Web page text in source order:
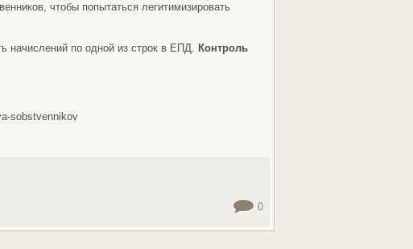
чтобы попытаться легитимизировать
начислений по одной из строк в ЕПД. Контроль
sobstvennikov
0